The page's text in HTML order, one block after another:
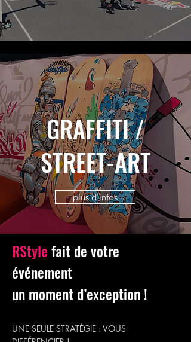
GRAFFITI /
STREET-ART
plus d'infos
RStylefait de votre
événement
un moment d’exception !
UNE SEULE STRATÉGIE : VOUS